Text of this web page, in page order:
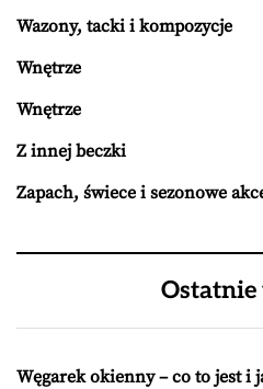
Wazony, tacki i kompozycje
Wnętrze
Wnętrze
Z innej beczki
Zapach, świece i sezonowe
Węgarek okienny – co to jest i